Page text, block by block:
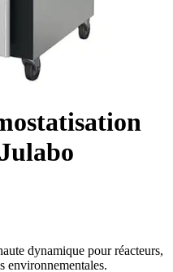
dynamique pour réacteurs,
environnementales.